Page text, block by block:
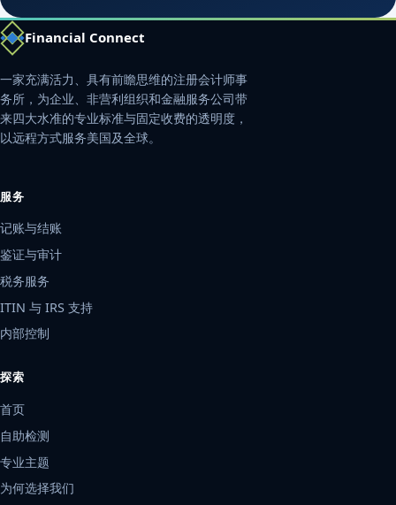
Financial Connect
一家充满活力、具有前瞻思维的注册会计师事
务所，为企业、非营利组织和金融服务公司带
来四大水准的专业标准与固定收费的透明度，
以远程方式服务美国及全球。
服务
记账与结账
鉴证与审计
税务服务
ITIN 与 IRS 支持
内部控制
探索
首页
自助检测
专业主题
为何选择我们